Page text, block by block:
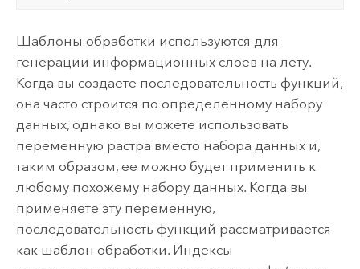
Шаблоны обработки используются для
генерации информационных слоев на лету.
Когда вы создаете последовательность функций,
она часто строится по определенному набору
данных, однако вы можете использовать
переменную растра вместо набора данных и,
таким образом, ее можно будет применить к
любому похожему набору данных. Когда вы
применяете эту переменную,
последовательность функций рассматривается
как шаблон обработки. Индексы